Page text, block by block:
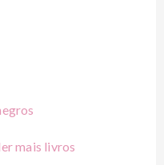
mais livros